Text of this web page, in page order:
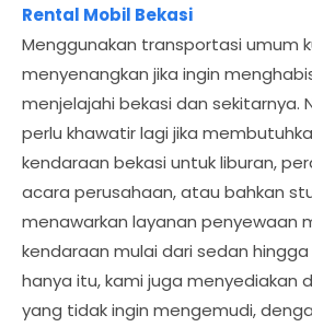
Rental Mobil Bekasi
Menggunakan transportasi umum
menyenangkan jika ingin
menjelajahi bekasi dan sekitarnya.
perlu khawatir lagi jika
kendaraan bekasi untuk liburan,
acara perusahaan, atau bahkan
menawarkan layanan penyewaan
kendaraan mulai dari sedan hingga
hanya itu, kami juga menyediakan
yang tidak ingin mengemudi,